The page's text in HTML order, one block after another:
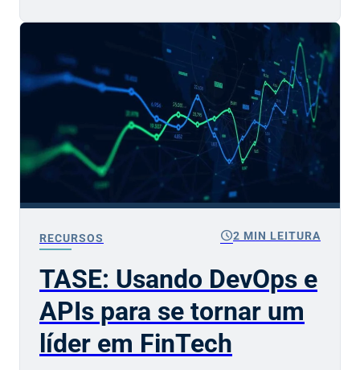
RECURSOS schedule2 MIN LEITURA
TASE: Usando DevOps e
APIs para se tornar um
líder em FinTech